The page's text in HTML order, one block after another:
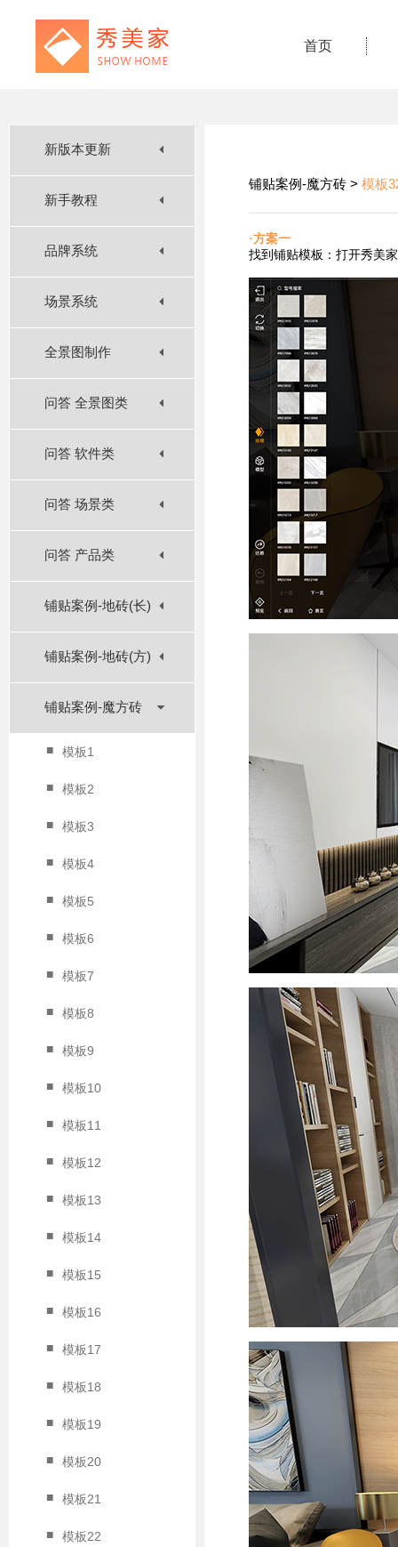
首页
新版本更新
新手教程
品牌系统
场景系统
全景图制作
问答 全景图类
问答 软件类
问答 场景类
问答 产品类
铺贴案例-地砖(长)
铺贴案例-地砖(方)
铺贴案例-魔方砖
■ 模板1
■ 模板2
■ 模板3
■ 模板4
■ 模板5
■ 模板6
■ 模板7
■ 模板8
■ 模板9
■ 模板10
■ 模板11
■ 模板12
■ 模板13
■ 模板14
■ 模板15
■ 模板16
■ 模板17
■ 模板18
■ 模板19
■ 模板20
■ 模板21
■ 模板22
铺贴案例-魔方砖 > 模板
·方案一
找到铺贴模板：打开秀美